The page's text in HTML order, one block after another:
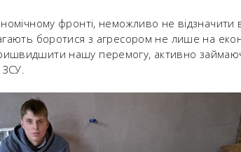
фронті, неможливо не
боротися з агресором не лише на
нашу перемогу, активно
ЗСУ.